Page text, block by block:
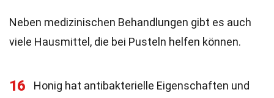
Neben medizinischen Behandlungen gibt es auch
viele Hausmittel, die bei Pusteln helfen können.
16
Honig hat antibakterielle Eigenschaften und